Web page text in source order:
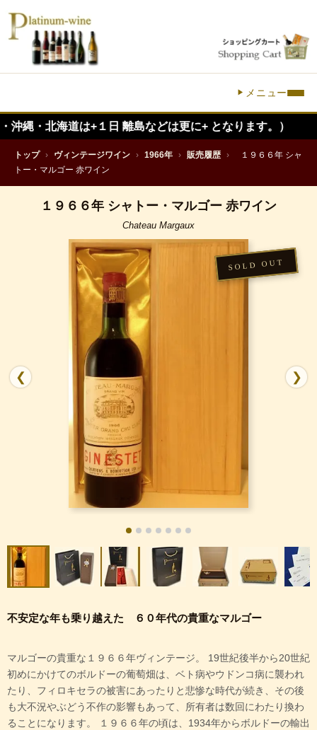
メニュー
は+１日 離島などは更に+ となります。）
トップ › ヴィンテージワイン › 1966年 › 販売履歴 ›
１９６６年 シャ
トー・マルゴー 赤ワイン
１９６６年 シャトー・マルゴー 赤ワイン
Chateau Margaux
❮ ❯
不安定な年も乗り越えた ６０年代の貴重なマルゴー
マルゴーの貴重な１９６６年ヴィンテージ。 19世紀後半から20世紀
初めにかけてのボルドーの葡萄畑は、ベト病やウドンコ病に襲われ
たり、フィロキセラの被害にあったりと悲惨な時代が続き、その後
も大不況やぶどう不作の影響もあって、所有者は数回にわたり換わ
ることになります。 １９６６年の頃は、1934年からボルドーの輸出